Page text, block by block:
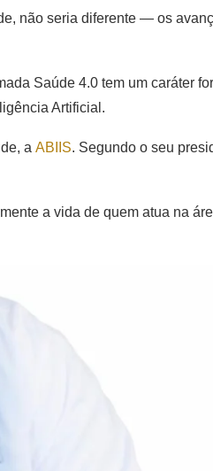
não seria diferente — os
Saúde 4.0 tem um caráter
Artificial.
a ABIIS. Segundo o seu
a vida de quem atua na